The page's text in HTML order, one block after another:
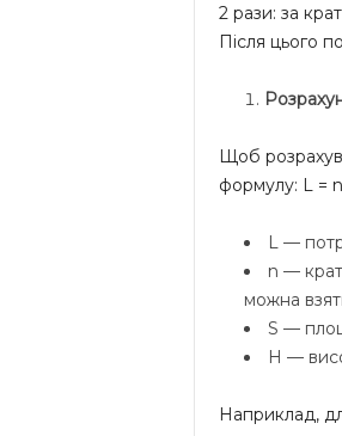
2 рази: за
Після цього
Щоб
формулу: L =
L —
n —
можна
S —
H —
Наприклад,